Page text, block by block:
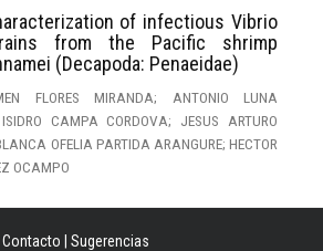
of infectious Vibrio
from the Pacific shrimp
(Decapoda: Penaeidae)
FLORES MIRANDA; ANTONIO LUNA
CAMPA CORDOVA; JESUS ARTURO
OFELIA PARTIDA ARANGURE; HECTOR
OCAMPO
Contacto
Sugerencias